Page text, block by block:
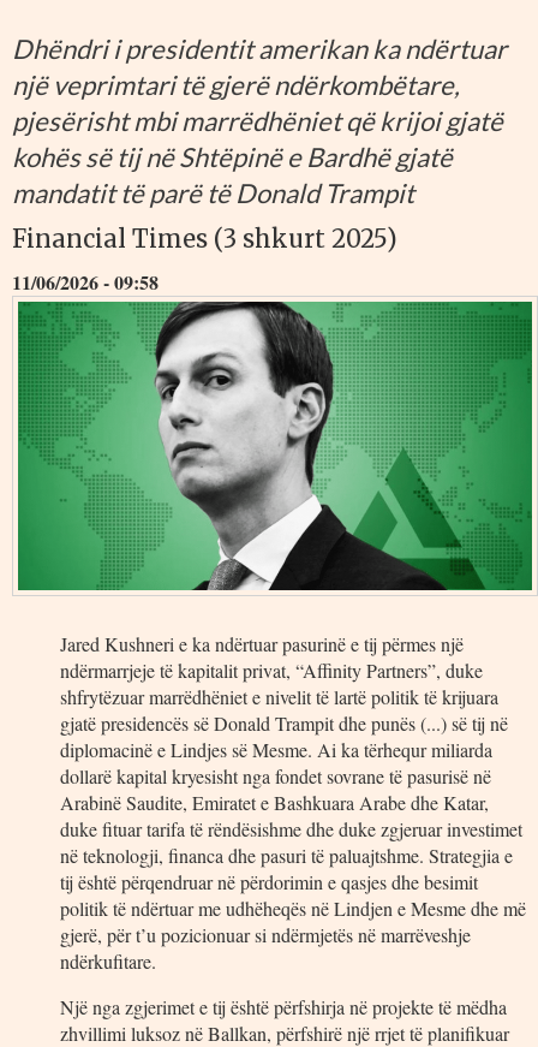
Dhëndri i presidentit amerikan ka ndërtuar
një veprimtari të gjerë ndërkombëtare,
pjesërisht mbi marrëdhëniet që krijoi gjatë
kohës së tij në Shtëpinë e Bardhë gjatë
mandatit të parë të Donald Trampit
Financial Times (3 shkurt 2025)
11/06/2026 - 09:58
Jared Kushneri e ka ndërtuar pasurinë e tij përmes një
ndërmarrjeje të kapitalit privat, “Affinity Partners”, duke
shfrytëzuar marrëdhëniet e nivelit të lartë politik të krijuara
gjatë presidencës së Donald Trampit dhe punës (...) së tij në
diplomacinë e Lindjes së Mesme. Ai ka tërhequr miliarda
dollarë kapital kryesisht nga fondet sovrane të pasurisë në
Arabinë Saudite, Emiratet e Bashkuara Arabe dhe Katar,
duke fituar tarifa të rëndësishme dhe duke zgjeruar investimet
në teknologji, financa dhe pasuri të paluajtshme. Strategjia e
tij është përqendruar në përdorimin e qasjes dhe besimit
politik të ndërtuar me udhëheqës në Lindjen e Mesme dhe më
gjerë, për t’u pozicionuar si ndërmjetës në marrëveshje
ndërkufitare.
Një nga zgjerimet e tij është përfshirja në projekte të mëdha
zhvillimi luksoz në Ballkan, përfshirë një rrjet të planifikuar